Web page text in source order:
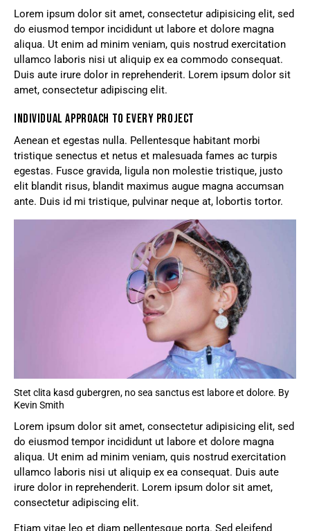
Lorem ipsum dolor sit amet, consectetur adipisicing elit, sed
do eiusmod tempor incididunt ut labore et dolore magna
aliqua. Ut enim ad minim veniam, quis nostrud exercitation
ullamco laboris nisi ut aliquip ex ea commodo consequat.
Duis aute irure dolor in reprehenderit. Lorem ipsum dolor sit
amet, consectetur adipiscing elit.
INDIVIDUAL APPROACH TO EVERY PROJECT
Aenean et egestas nulla. Pellentesque habitant morbi
tristique senectus et netus et malesuada fames ac turpis
egestas. Fusce gravida, ligula non molestie tristique, justo
elit blandit risus, blandit maximus augue magna accumsan
ante. Duis id mi tristique, pulvinar neque at, lobortis tortor.
Stet clita kasd gubergren, no sea sanctus est labore et dolore. By
Kevin Smith
Lorem ipsum dolor sit amet, consectetur adipisicing elit, sed
do eiusmod tempor incididunt ut labore et dolore magna
aliqua. Ut enim ad minim veniam, quis nostrud exercitation
ullamco laboris nisi ut aliquip ex ea consequat. Duis aute
irure dolor in reprehenderit. Lorem ipsum dolor sit amet,
consectetur adipiscing elit.
Etiam vitae leo et diam pellentesque porta. Sed eleifend